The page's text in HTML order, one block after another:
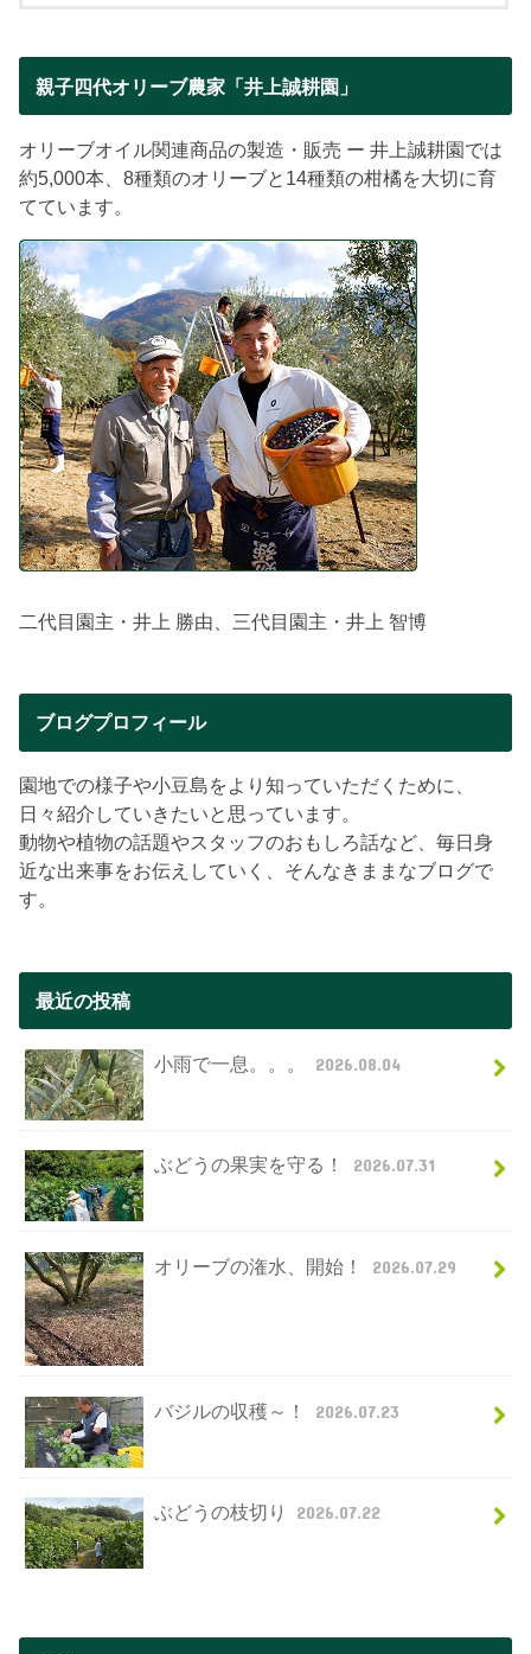
親子四代オリーブ農家「井上誠耕園」
オリーブオイル関連商品の製造・販売 ー 井上誠耕園では
約5,000本、8種類のオリーブと14種類の柑橘を大切に育
てています。
二代目園主・井上 勝由、三代目園主・井上 智博
ブログプロフィール
園地での様子や小豆島をより知っていただくために、
日々紹介していきたいと思っています。
動物や植物の話題やスタッフのおもしろ話など、毎日身
近な出来事をお伝えしていく、そんなきままなブログで
す。
最近の投稿
小雨で一息。。。 2026.08.04
ぶどうの果実を守る！ 2026.07.31
オリーブの潅水、開始！ 2026.07.29
バジルの収穫～！ 2026.07.23
ぶどうの枝切り 2026.07.22